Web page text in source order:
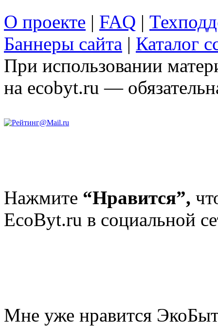
О проекте | FAQ |
Баннеры сайта | Каталог
При использовании
на ecobyt.ru —
Нажмите “Нравится”,
EcoByt.ru в социальной
Мне уже нравится